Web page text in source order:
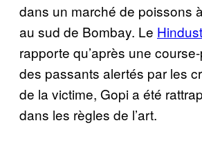
dans un marché de poissons
au sud de Bombay. Le
rapporte qu’après une
des passants alertés par les
de la victime, Gopi a été
dans les règles de l’art.